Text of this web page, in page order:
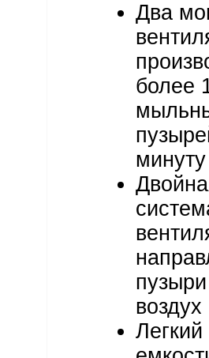
Два
более
минуту
воздух
Легкий